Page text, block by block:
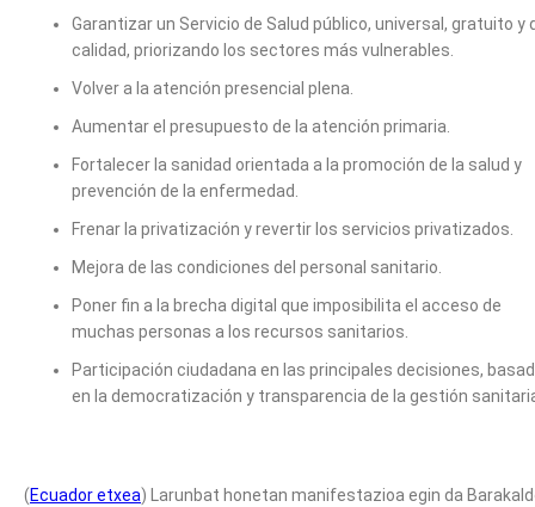
Garantizar un Servicio de Salud público, universal, gratuito y
calidad, priorizando los sectores más vulnerables.
Volver a la atención presencial plena.
Aumentar el presupuesto de la atención primaria.
Fortalecer la sanidad orientada a la promoción de la salud y
prevención de la enfermedad.
Frenar la privatización y revertir los servicios privatizados.
Mejora de las condiciones del personal sanitario.
Poner fin a la brecha digital que imposibilita el acceso de
muchas personas a los recursos sanitarios.
Participación ciudadana en las principales decisiones,
en la democratización y transparencia de la gestión
(Ecuador etxea) Larunbat honetan manifestazioa egin da